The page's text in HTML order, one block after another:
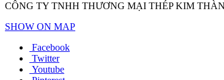
CÔNG TY TNHH THƯƠNG MẠI THÉP KIM
SHOW ON MAP
Facebook
Twitter
Youtube